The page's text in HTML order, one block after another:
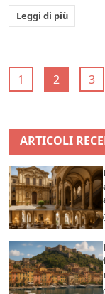
Leggi di più
1 2 3
ARTICOLI